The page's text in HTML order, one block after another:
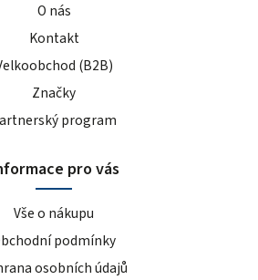
O nás
Kontakt
(B2B)
Značky
program
pro vás
Vše o nákupu
podmínky
osobních údajů